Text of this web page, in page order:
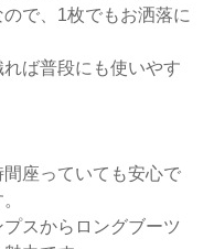
で、1枚でもお洒落に
ば普段にも使いやす
座っていても安心で
スからロングブーツ